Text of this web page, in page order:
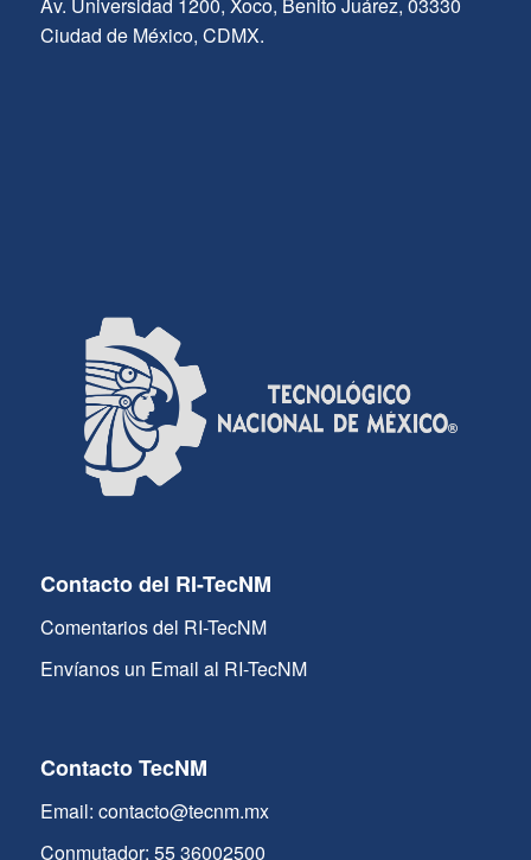
Ciudad de México, CDMX.
Contacto del RI-TecNM
Comentarios del RI-TecNM
Envíanos un Email al RI-TecNM
Contacto TecNM
Email: contacto@tecnm.mx
Conmutador: 55 36002500